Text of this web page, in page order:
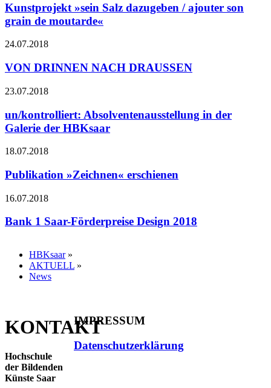
Kunstprojekt »sein Salz dazugeben / ajouter son
grain de moutarde«
24.07.2018
VON DRINNEN NACH DRAUSSEN
23.07.2018
un/kontrolliert: Absolventenausstellung in der
Galerie der HBKsaar
18.07.2018
Publikation »Zeichnen« erschienen
16.07.2018
Bank 1 Saar-Förderpreise Design 2018
HBKsaar»
AKTUELL »
News
KONTAKT
Hochschule
der Bildenden
Künste Saar
IMPRESSUM
Datenschutzerklärung